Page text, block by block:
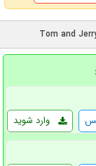
وارد شوید